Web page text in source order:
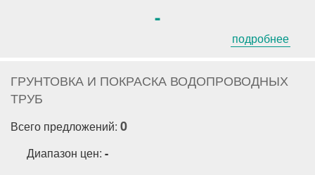
-
подробнее
ГРУНТОВКА И ПОКРАСКА ВОДОПРОВОДНЫХ
ТРУБ
Всего предложений: 0
Диапазон цен: -